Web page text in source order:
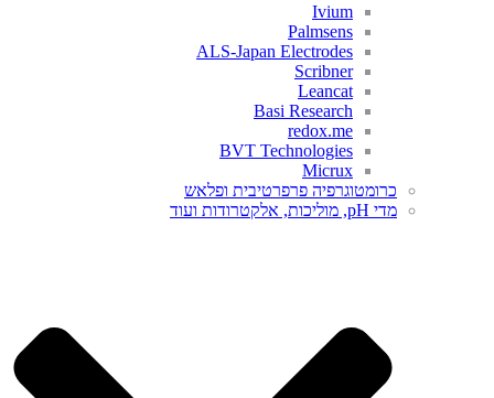
Ivium
Palmsens
ALS-Japan Electrodes
Scribner
Leancat
Basi Research
redox.me
BVT Technologies
Micrux
כרומטוגרפיה פרפרטיבית ופלאש
מדי pH, מוליכות, אלקטרודות ועוד